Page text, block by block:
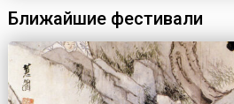
NoBudget, что в переводе на русский
Ближайшие фестивали